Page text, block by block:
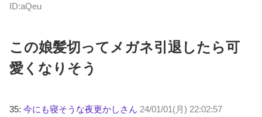
ID:aQeu
この娘髪切ってメガネ引退したら可
愛くなりそう
35: 今にも寝そうな夜更かしさん 24/01/01(月) 22:02:57